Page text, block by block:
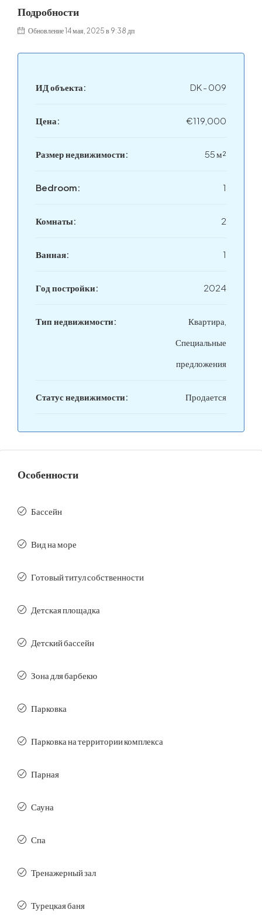
Подробности
Обновление 14 мая, 2025 в 9:38 дп
ИД объекта: DK - 009
Цена: €119,000
Размер недвижимости: 55 м²
Bedroom: 1
Комнаты: 2
Ванная: 1
Год постройки: 2024
Тип недвижимости:
Квартира,
Специальные
предложения
Статус недвижимости: Продается
Особенности
Бассейн
Вид на море
Готовый титул собственности
Детская площадка
Детский бассейн
Зона для барбекю
Парковка
Парковка на территории комплекса
Парная
Сауна
Спа
Тренажерный зал
Турецкая баня